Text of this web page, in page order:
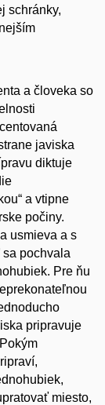
schránky,
a človeka so
javiska
diktuje
a vtipne
počiny.
usmieva a s
sa pochvala
Pre ňu
pripravuje
miesto,